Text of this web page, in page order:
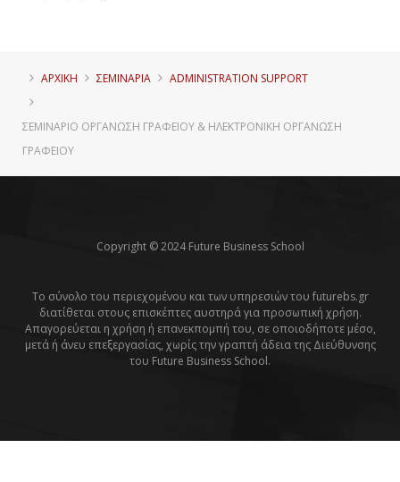
ΑΡΧΙΚΗ ΣΕΜΙΝΑΡΙΑ ADMINISTRATION SUPPORT
ΣΕΜΙΝΆΡΙΟ ΟΡΓΆΝΩΣΗ ΓΡΑΦΕΊΟΥ & ΗΛΕΚΤΡΟΝΙΚΉ ΟΡΓΆΝΩΣΗ
ΓΡΑΦΕΊΟΥ
Copyright © 2024 Future Business School
Το σύνολο του περιεχομένου και των υπηρεσιών του futurebs.gr
διατίθεται στους επισκέπτες αυστηρά για προσωπική χρήση.
Απαγορεύεται η χρήση ή επανεκπομπή του, σε οποιοδήποτε μέσο,
μετά ή άνευ επεξεργασίας, χωρίς την γραπτή άδεια της Διεύθυνσης
του Future Business School.